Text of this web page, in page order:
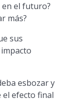
el futuro?
más?
sus
esbozar y
el efecto final